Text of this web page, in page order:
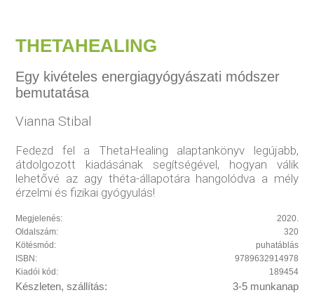
THETAHEALING
Egy kivételes energiagyógyászati módszer
bemutatása
Vianna Stibal
Fedezd fel a ThetaHealing alaptankönyv legújabb,
átdolgozott kiadásának segítségével, hogyan válik
lehetővé az agy théta-állapotára hangolódva a mély
érzelmi és fizikai gyógyulás!
Megjelenés:
2020.
Oldalszám:
320
Kötésmód:
puhatáblás
ISBN:
9789632914978
Kiadói kód:
189454
Készleten, szállítás: 3-5 munkanap